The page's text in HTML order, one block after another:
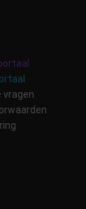
vragen